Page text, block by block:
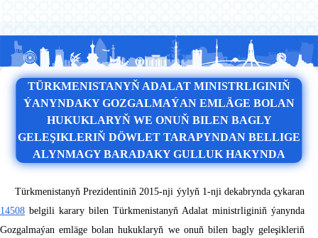
TÜRKMENISTANYŇ ADALAT MINISTRLIGINIŇ
ÝANYNDAKY GOZGALMAÝAN EMLÄGE BOLAN
HUKUKLARYŇ WE ONUŇ BILEN BAGLY
GELEŞIKLERIŇ DÖWLET TARAPYNDAN BELLIGE
ALYNMAGY BARADAKY GULLUK HAKYNDA
Türkmenistanyň Prezidentiniň 2015-nji ýylyň 1-nji dekabrynda çykaran
14508 belgili karary bilen Türkmenistanyň Adalat ministrliginiň ýanynda
Gozgalmaýan emläge bolan hukuklaryň we onuň bilen bagly geleşikleriň